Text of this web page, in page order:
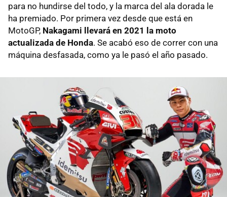
para no hundirse del todo, y la marca del ala dorada le
ha premiado. Por primera vez desde que está en
MotoGP, Nakagami llevará en 2021 la moto
actualizada de Honda. Se acabó eso de correr con una
máquina desfasada, como ya le pasó el año pasado.